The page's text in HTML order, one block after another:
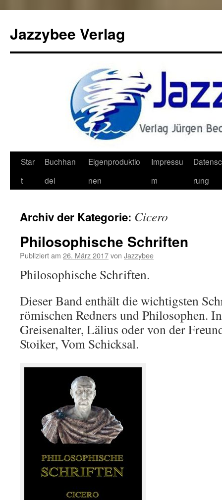
Jazzybee Verlag
Zum
Inhalt
Star
t
Buchhan
del
Eigenproduktio
nen
Impressu
m
rung
Archiv der Kategorie: Cicero
Philosophische Schriften
Publiziert am 26. März 2017von Jazzybee
Philosophische Schriften.
Dieser Band enthält die wichtigsten
römischen Redners und Philosophen.
Greisenalter, Lälius oder von der
Stoiker, Vom Schicksal.